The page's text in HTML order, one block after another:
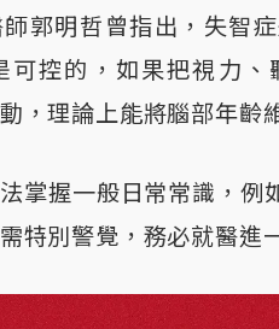
郭明哲曾指出，失智
可控的，如果把視力、
，理論上能將腦部年齡
掌握一般日常常識，例
特別警覺，務必就醫進